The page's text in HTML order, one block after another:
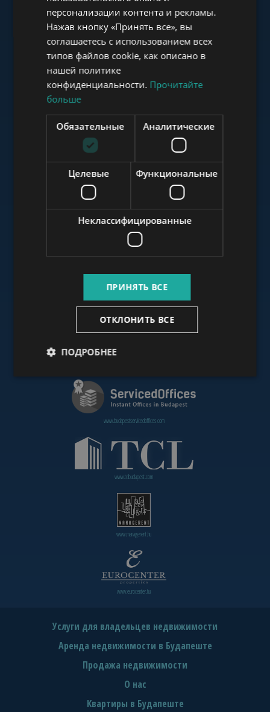
www.budapestoffices.net
www.budapestpropertysellers.com
www.budapestservicedoffices.com
www.tclbudapest.com
www.managerent.hu
www.eurocenter.hu
Услуги для владельцев недвижимости
Аренда недвижимости в Будапеште
Продажа недвижимости
О нас
Квартиры в Будапеште
ITALIAN
SPANISH
RUSSIAN
персонализации контента и рекламы.
Нажав кнопку «Принять все», вы
соглашаетесь с использованием всех
типов файлов cookie, как описано в
нашей политике
конфиденциальности. Прочитайте
больше
Обязательные Аналитические
Целевые Функциональные
Неклассифицированные
ПРИНЯТЬ ВСЕ
ОТКЛОНИТЬ ВСЕ
ПОДРОБНЕЕ